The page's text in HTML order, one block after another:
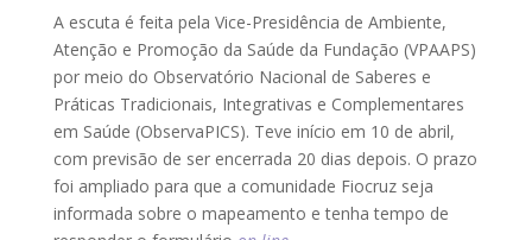
A escuta é feita pela Vice-Presidência de Ambiente,
Atenção e Promoção da Saúde da Fundação (VPAAPS)
por meio do Observatório Nacional de Saberes e
Práticas Tradicionais, Integrativas e Complementares
em Saúde (ObservaPICS). Teve início em 10 de abril,
com previsão de ser encerrada 20 dias depois. O prazo
foi ampliado para que a comunidade Fiocruz seja
informada sobre o mapeamento e tenha tempo de